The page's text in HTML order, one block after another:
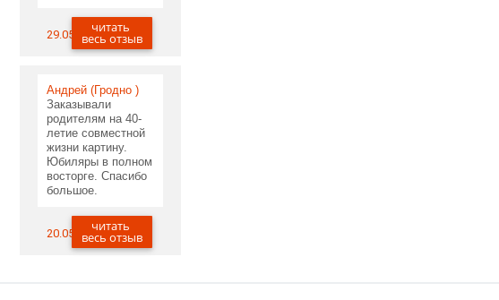
29.05.2020читать
весь отзыв
Андрей (Гродно )
Заказывали
родителям на 40-
летие совместной
жизни картину.
Юбиляры в полном
восторге. Спасибо
большое.
20.05.2020читать
весь отзыв